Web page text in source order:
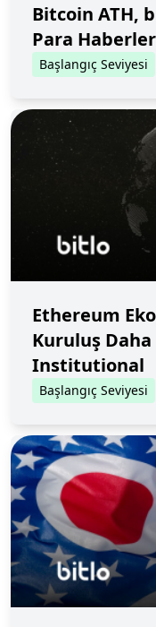
Bitcoin ATH,
Para
Başlangıç Seviyesi
Ethereum
Kuruluş Daha
Institutional
Başlangıç Seviyesi